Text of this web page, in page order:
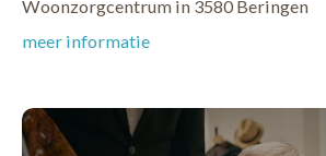
Woonzorgcentrum in 3580 Beringen
meer informatie